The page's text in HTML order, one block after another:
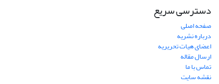
دسترسی سریع
صفحه اصلی
درباره نشریه
اعضای هیات تحریریه
ارسال مقاله
تماس با ما
نقشه سایت